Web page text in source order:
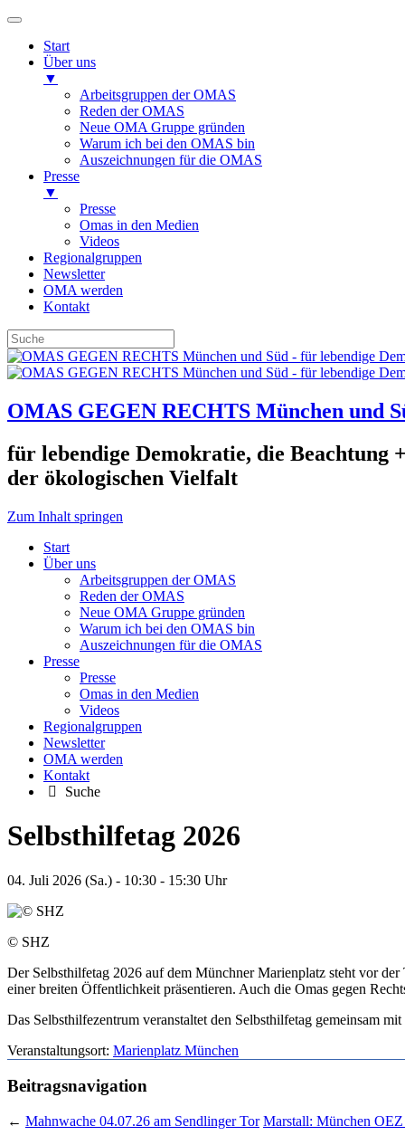
Start
Über uns
▼
Arbeitsgruppen der OMAS
Reden der OMAS
Neue OMA Gruppe gründen
Warum ich bei den OMAS bin
Auszeichnungen für die OMAS
Presse
▼
Presse
Omas in den Medien
Videos
Regionalgruppen
Newsletter
OMA werden
Kontakt
OMAS GEGEN RECHTS München und
für lebendige Demokratie, die Beachtung
der ökologischen Vielfalt
Zum Inhalt springen
Start
Über uns
Arbeitsgruppen der OMAS
Reden der OMAS
Neue OMA Gruppe gründen
Warum ich bei den OMAS bin
Auszeichnungen für die OMAS
Presse
Presse
Omas in den Medien
Videos
Regionalgruppen
Newsletter
OMA werden
Kontakt
Suche
Selbsthilfetag 2026
04. Juli 2026 (Sa.) - 10:30 - 15:30 Uhr
© SHZ
Der Selbsthilfetag 2026 auf dem Münchner Marienplatz steht vor
einer breiten Öffentlichkeit präsentieren. Auch die Omas gegen
Das Selbsthilfezentrum veranstaltet den Selbsthilfetag gemeinsam
Veranstaltungsort: Marienplatz München
Beitragsnavigation
← Mahnwache 04.07.26 am Sendlinger Tor Marstall: München